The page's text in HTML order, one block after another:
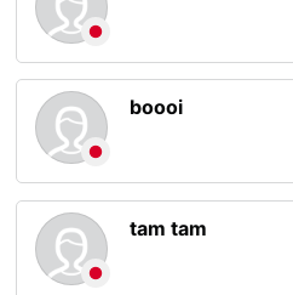
boooi
tam tam